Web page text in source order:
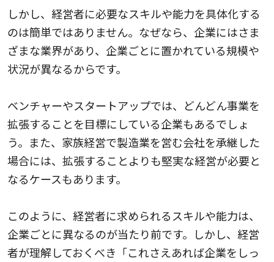
しかし、経営者に必要なスキルや能力を具体化する
のは簡単ではありません。なぜなら、企業にはさま
ざまな業界があり、企業ごとに置かれている規模や
状況が異なるからです。
ベンチャーやスタートアップでは、どんどん事業を
拡張することを目標にしている企業もあるでしょ
う。また、家族経営で製造業を営む会社を承継した
場合には、拡張することよりも堅実な経営が必要と
なるケースもあります。
このように、経営者に求められるスキルや能力は、
企業ごとに異なるのが当たり前です。しかし、経営
者が理解しておくべき「これさえあれば企業をしっ